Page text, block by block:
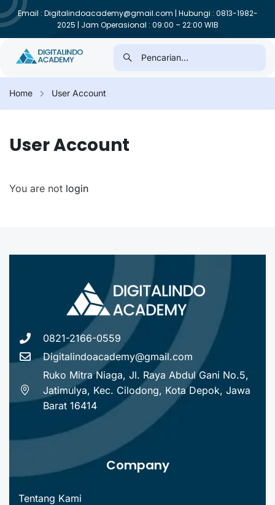
Email : Digitalindoacademy@gmail.com | Hubungi : 0813-1982-
2025 | Jam Operasional : 09:00 – 22:00 WIB
Home User Account
User Account
You are not login
0821-2166-0559
Digitalindoacademy@gmail.com
Ruko Mitra Niaga, Jl. Raya Abdul Gani No.5,
Jatimulya, Kec. Cilodong, Kota Depok, Jawa
Barat 16414
Company
Tentang Kami